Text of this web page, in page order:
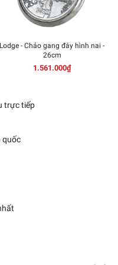
Lodge - Chảo gang đáy hình nai -
26cm
1.561.000₫
trực tiếp
quốc